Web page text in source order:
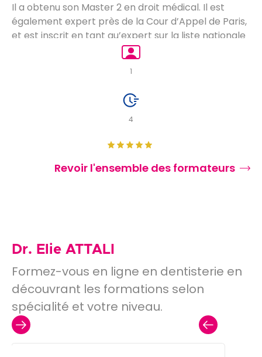
Il a obtenu son Master 2 en droit médical. Il est
également expert près de la Cour d’Appel de Paris,
et est inscrit en tant qu’expert sur la liste nationale
des experts en accidents médicaux. Il est le co-
fondateur et responsable du Diplôme Universitaire
d’Expertise en Médecine Dentaire à Paris Diderot
1
4
Revoir l'ensemble des formateurs
Dr. Elie ATTALI
Formez-vous en ligne en dentisterie en
découvrant les formations selon
spécialité et votre niveau.